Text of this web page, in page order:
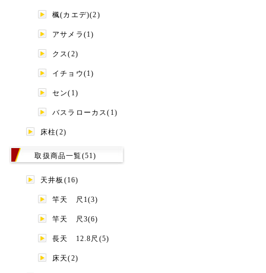
楓(カエデ)(2)
アサメラ(1)
クス(2)
イチョウ(1)
セン(1)
バスラローカス(1)
床柱(2)
取扱商品一覧(51)
天井板(16)
竿天 尺1(3)
竿天 尺3(6)
長天 12.8尺(5)
床天(2)